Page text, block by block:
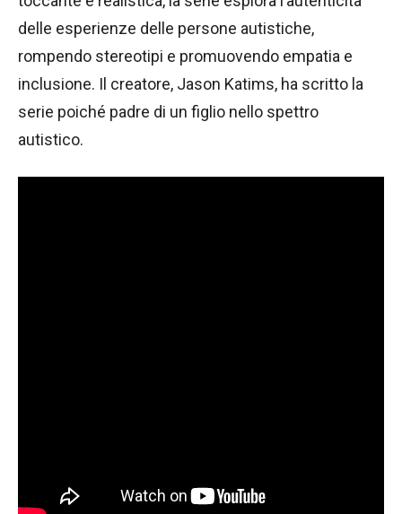
delle esperienze delle persone autistiche,
rompendo stereotipi e promuovendo empatia e
inclusione. Il creatore, Jason Katims, ha scritto la
serie poiché padre di un figlio nello spettro
autistico.